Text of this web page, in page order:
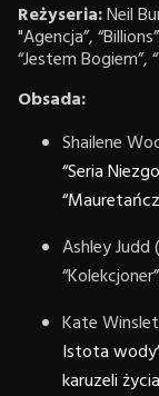
Reżyseria:Neil
"Agencja”,
“Jestem Bogiem”,
Obsada:
Shailene
“Seria
Ashley Judd (
Kate
Istota
karuzeli